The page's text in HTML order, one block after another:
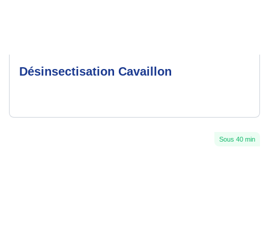
Désinsectisation Cavaillon
Sous 40 min